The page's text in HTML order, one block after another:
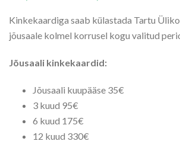
Kinkekaardiga saab külastada Tartu
jõusaale kolmel korrusel kogu valitud
Jõusaali kinkekaardid:
Jõusaali kuupääse 35€
3 kuud 95€
6 kuud 175€
12 kuud 330€